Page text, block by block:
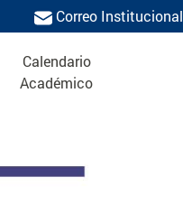
Correo Institucional
Calendario
Académico